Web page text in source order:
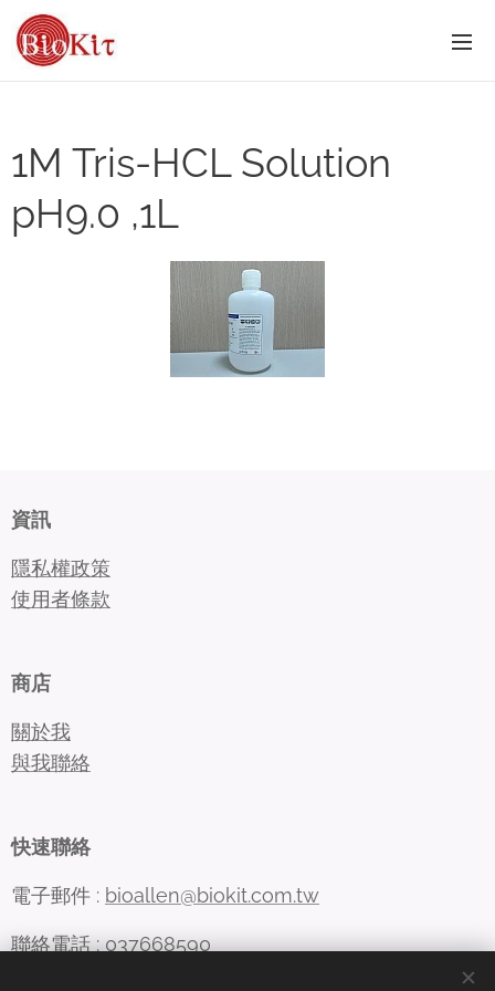
1M Tris-HCL Solution
pH9.0 ,1L
資訊
隱私權政策
使用者條款
商店
關於我
與我聯絡
快速聯絡
電子郵件 : bioallen@biokit.com.tw
聯絡電話 : 037668590